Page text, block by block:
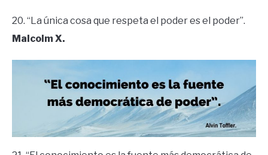
20. “La única cosa que respeta el poder es el poder”.
Malcolm X.